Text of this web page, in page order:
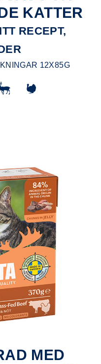
KATTER
RECEPT,
12X85G
MED